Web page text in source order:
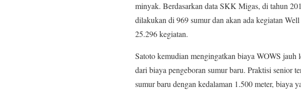
minyak. Berdasarkan data SKK Migas, di tahun
dilakukan di 969 sumur dan akan ada kegiatan
25.296 kegiatan.
Satoto kemudian mengingatkan biaya WOWS jauh
dari biaya pengeboran sumur baru. Praktisi senior
sumur baru dengan kedalaman 1.500 meter, biaya